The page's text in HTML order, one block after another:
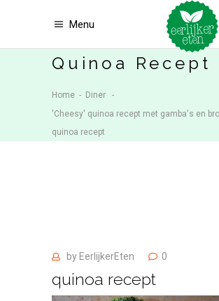
Menu
Quinoa Recept
Home - Diner
-
'Cheesy' quinoa recept met gamba's en
quinoa recept
by EerlijkerEten 0
quinoa recept